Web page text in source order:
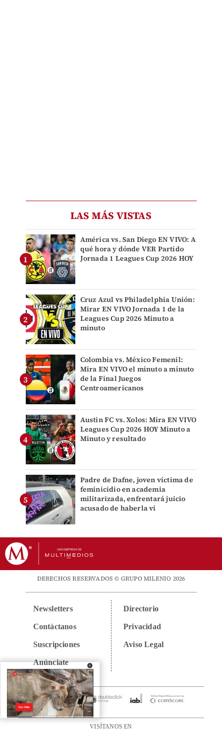
LAS MÁS VISTAS
América vs. San Diego EN VIVO: A
qué hora y dónde VER Partido
Jornada 1 Leagues Cup 2026 HOY
Cruz Azul vs Philadelphia Unión:
Mirar EN VIVO Jornada 1 de la
Leagues Cup 2026 Minuto a
minuto
Colombia vs. México Femenil:
Mira EN VIVO el minuto a minuto
de la Final Juegos
Centroamericanos
Austin FC vs. Xolos: Mira EN VIVO
Leagues Cup 2026 HOY Minuto a
Minuto y resultado
Padre de Dafne, joven víctima de
feminicidio en academia
militarizada, enfrentará juicio
acusado de haberla vi
DERECHOS RESERVADOS © GRUPO MILENIO 2026
Newsletters
Contáctanos
Suscripciones
Anúnciate
Directorio
Privacidad
Aviso Legal
VISÍTANOS EN